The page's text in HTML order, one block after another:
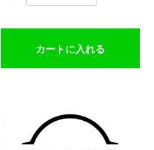
カートに入れる